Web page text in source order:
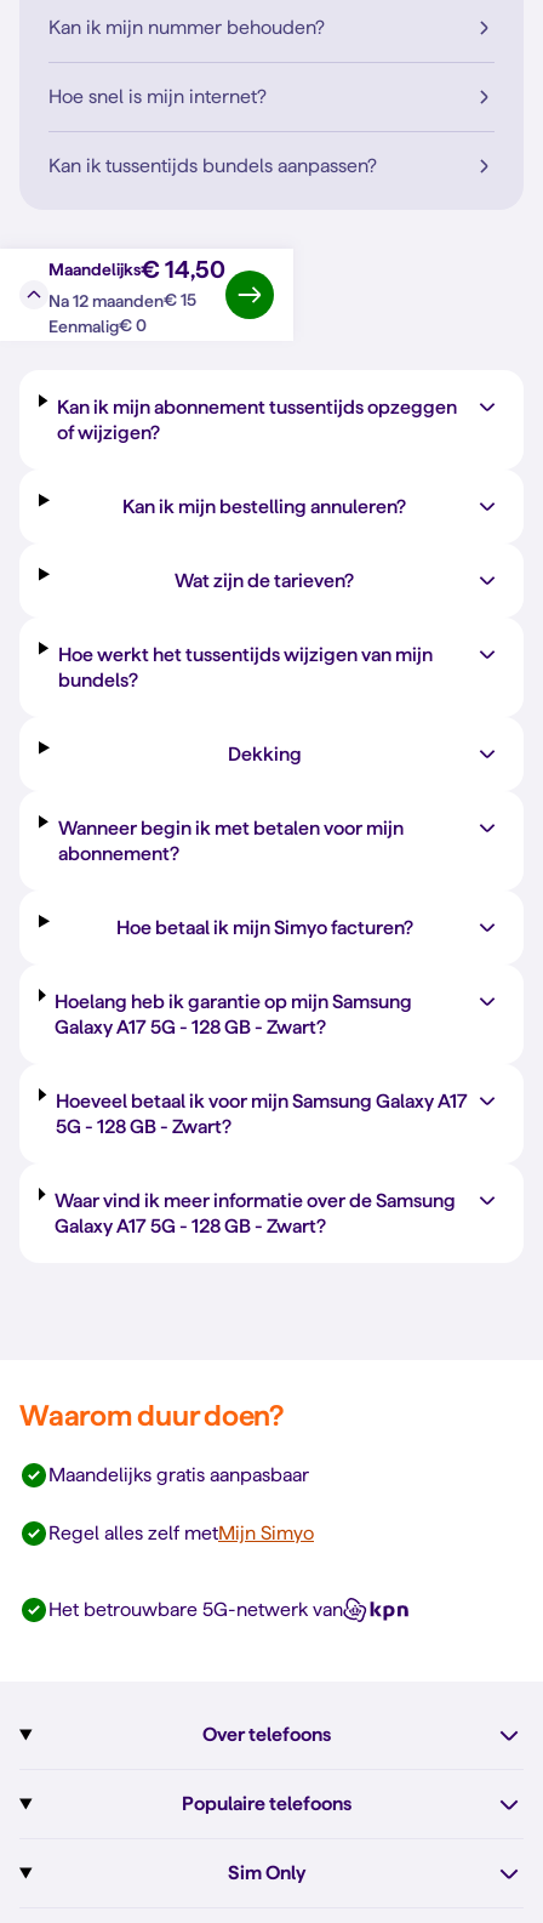
Kan ik mijn nummer behouden?
Hoe snel is mijn internet?
Kan ik tussentijds bundels aanpassen?
Maandelijks€ 14,50
Na 12 maanden€ 15
Eenmalig€ 0
Vraag?Antwoord
Kan ik mijn abonnement tussentijds opzeggen
of wijzigen?
Kan ik mijn bestelling annuleren?
Wat zijn de tarieven?
Hoe werkt het tussentijds wijzigen van mijn
bundels?
Dekking
Wanneer begin ik met betalen voor mijn
abonnement?
Hoe betaal ik mijn Simyo facturen?
Hoelang heb ik garantie op mijn Samsung
Galaxy A17 5G -128 GB-Zwart?
Hoeveel betaal ik voor mijn Samsung Galaxy A17
5G - 128 GB- Zwart?
Waar vind ik meer informatie over de Samsung
Galaxy A17 5G - 128 GB- Zwart?
Waarom duur doen?
Maandelijks gratis aanpasbaar
Regel alles zelf metMijn Simyo
Het betrouwbare 5G-netwerk van
Over telefoons
Alle telefoons
Populaire telefoons
Sim Only